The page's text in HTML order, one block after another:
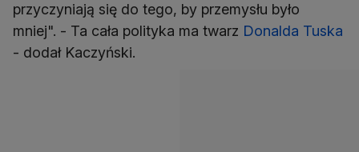
przyczyniają się do tego, by przemysłu było
mniej". - Ta cała polityka ma twarz Donalda Tuska
- dodał Kaczyński.